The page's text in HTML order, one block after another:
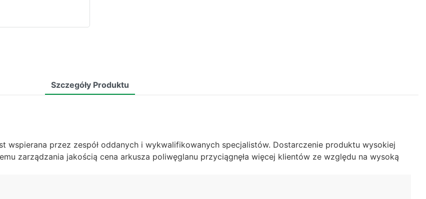
Szczegóły Produktu
wspierana przez zespół oddanych i wykwalifikowanych specjalistów. Dostarczenie produktu wysokiej
zarządzania jakością cena arkusza poliwęglanu przyciągnęła więcej klientów ze względu na wysoką